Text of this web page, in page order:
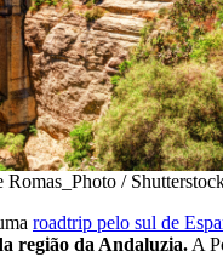
Romas_Photo /
roadtrip pelo sul de
região da Andaluzia. A